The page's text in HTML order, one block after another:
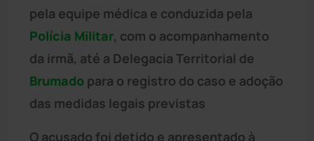
pela equipe médica e conduzida pela
Polícia Militar, com o acompanhamento
da irmã, até a Delegacia Territorial de
Brumado para o registro do caso e adoção
das medidas legais previstas
O acusado foi detido e apresentado à